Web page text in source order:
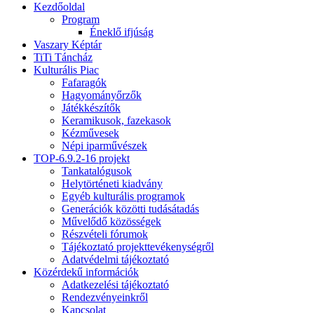
Kezdőoldal
Program
Éneklő ifjúság
Vaszary Képtár
TiTi Táncház
Kulturális Piac
Fafaragók
Hagyományőrzők
Játékkészítők
Keramikusok, fazekasok
Kézművesek
Népi iparművészek
TOP-6.9.2-16 projekt
Tankatalógusok
Helytörténeti kiadvány
Egyéb kulturális programok
Generációk közötti tudásátadás
Művelődő közösségek
Részvételi fórumok
Tájékoztató projekttevékenységről
Adatvédelmi tájékoztató
Közérdekű információk
Adatkezelési tájékoztató
Rendezvényeinkről
Kapcsolat